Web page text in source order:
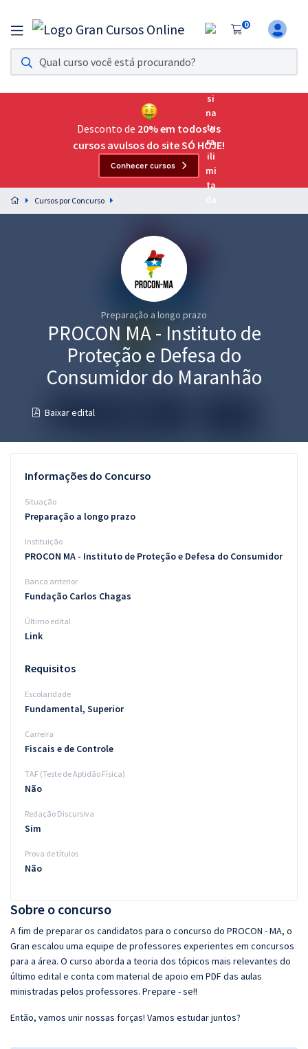
0
Assinatura Ilimitada 11
Acesso a todos os cursos. Teste grátis por 7 dias!
Assinatura OAB Até Passar
Acesso ilimitado a toda preparação para o Exame da
Preparação completa e intensiva para as principais
residências em saúde do Brasil
Mentorias
Conteúdo gratuito
Blog
Desconto de 20% em todos os
cursos avulsos do site SÓ HOJE!
Conhecer cursos
Cursos por Concurso
Preparação a longo prazo
PROCON MA - Instituto de
Proteção e Defesa do
Consumidor do Maranhão
Baixar edital
Sobre o concurso
A fim de preparar os candidatos para o concurso do PROCON - MA, o
Gran escalou uma equipe de professores experientes em concursos
para a área. O curso aborda a teoria dos tópicos mais relevantes do
último edital e conta com material de apoio em PDF das aulas
ministradas pelos professores. Prepare - se!!
Então, vamos unir nossas forças! Vamos estudar juntos?
Informações do Concurso
Situação
Preparação a longo prazo
Instituição
PROCON MA - Instituto de Proteção e Defesa do Consumidor
Banca anterior
Fundação Carlos Chagas
Último edital
Link
Requisitos
Escolaridade
Fundamental, Superior
Carreira
Fiscais e de Controle
TAF (Teste de Aptidão Física)
Não
Redação Discursiva
Sim
Prova de títulos
Não